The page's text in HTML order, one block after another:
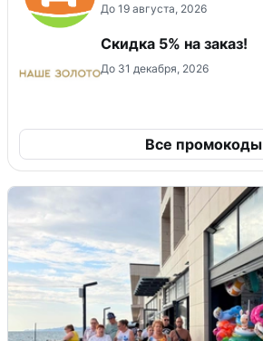
До 19 августа, 2026
Скидка 5% на заказ!
До 31 декабря, 2026
Все промокоды